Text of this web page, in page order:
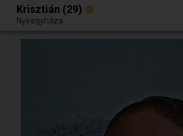
Egy jó randiból bármi lehet.
Krisztián (29)
Nyíregyháza